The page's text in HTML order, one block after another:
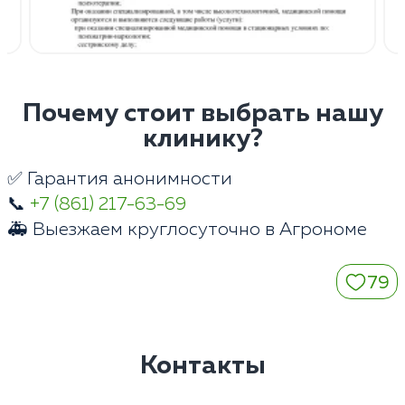
Почему стоит выбрать нашу
клинику?
✅ Гарантия анонимности
📞 +7 (861) 217-63-69
🚑 Выезжаем круглосуточно в Агрономе
79
Контакты